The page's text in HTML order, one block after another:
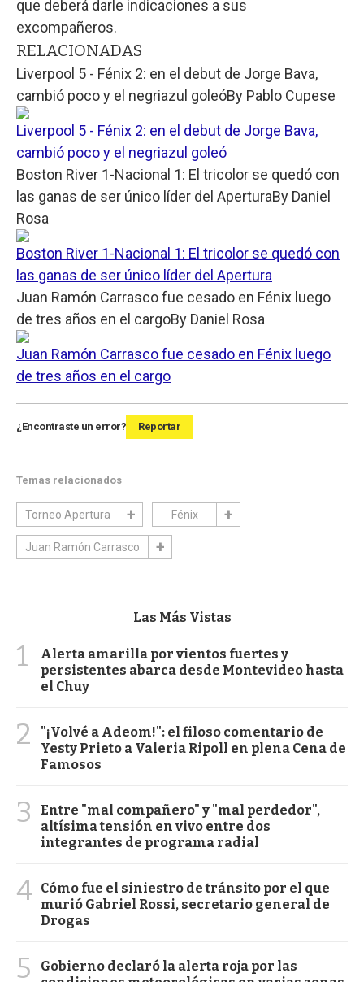
que deberá darle indicaciones a sus
excompañeros.
RELACIONADAS
Liverpool 5 - Fénix 2: en el debut de Jorge Bava,
cambió poco y el negriazul goleóBy Pablo Cupese
Liverpool 5 - Fénix 2: en el debut de Jorge Bava,
cambió poco y el negriazul goleó
Boston River 1-Nacional 1: El tricolor se quedó con
las ganas de ser único líder del AperturaBy Daniel
Rosa
Boston River 1-Nacional 1: El tricolor se quedó con
las ganas de ser único líder del Apertura
Juan Ramón Carrasco fue cesado en Fénix luego
de tres años en el cargoBy Daniel Rosa
Juan Ramón Carrasco fue cesado en Fénix luego
de tres años en el cargo
¿Encontraste un error? Reportar
Temas relacionados
Torneo Apertura Fénix
Juan Ramón Carrasco
Las Más Vistas
1
Alerta amarilla por vientos fuertes y
persistentes abarca desde Montevideo hasta
el Chuy
2
"¡Volvé a Adeom!": el filoso comentario de
Yesty Prieto a Valeria Ripoll en plena Cena de
Famosos
3
Entre "mal compañero" y "mal perdedor",
altísima tensión en vivo entre dos
integrantes de programa radial
4 Cómo fue el siniestro de tránsito por el que
murió Gabriel Rossi, secretario general de
Drogas
5
Gobierno declaró la alerta roja por las